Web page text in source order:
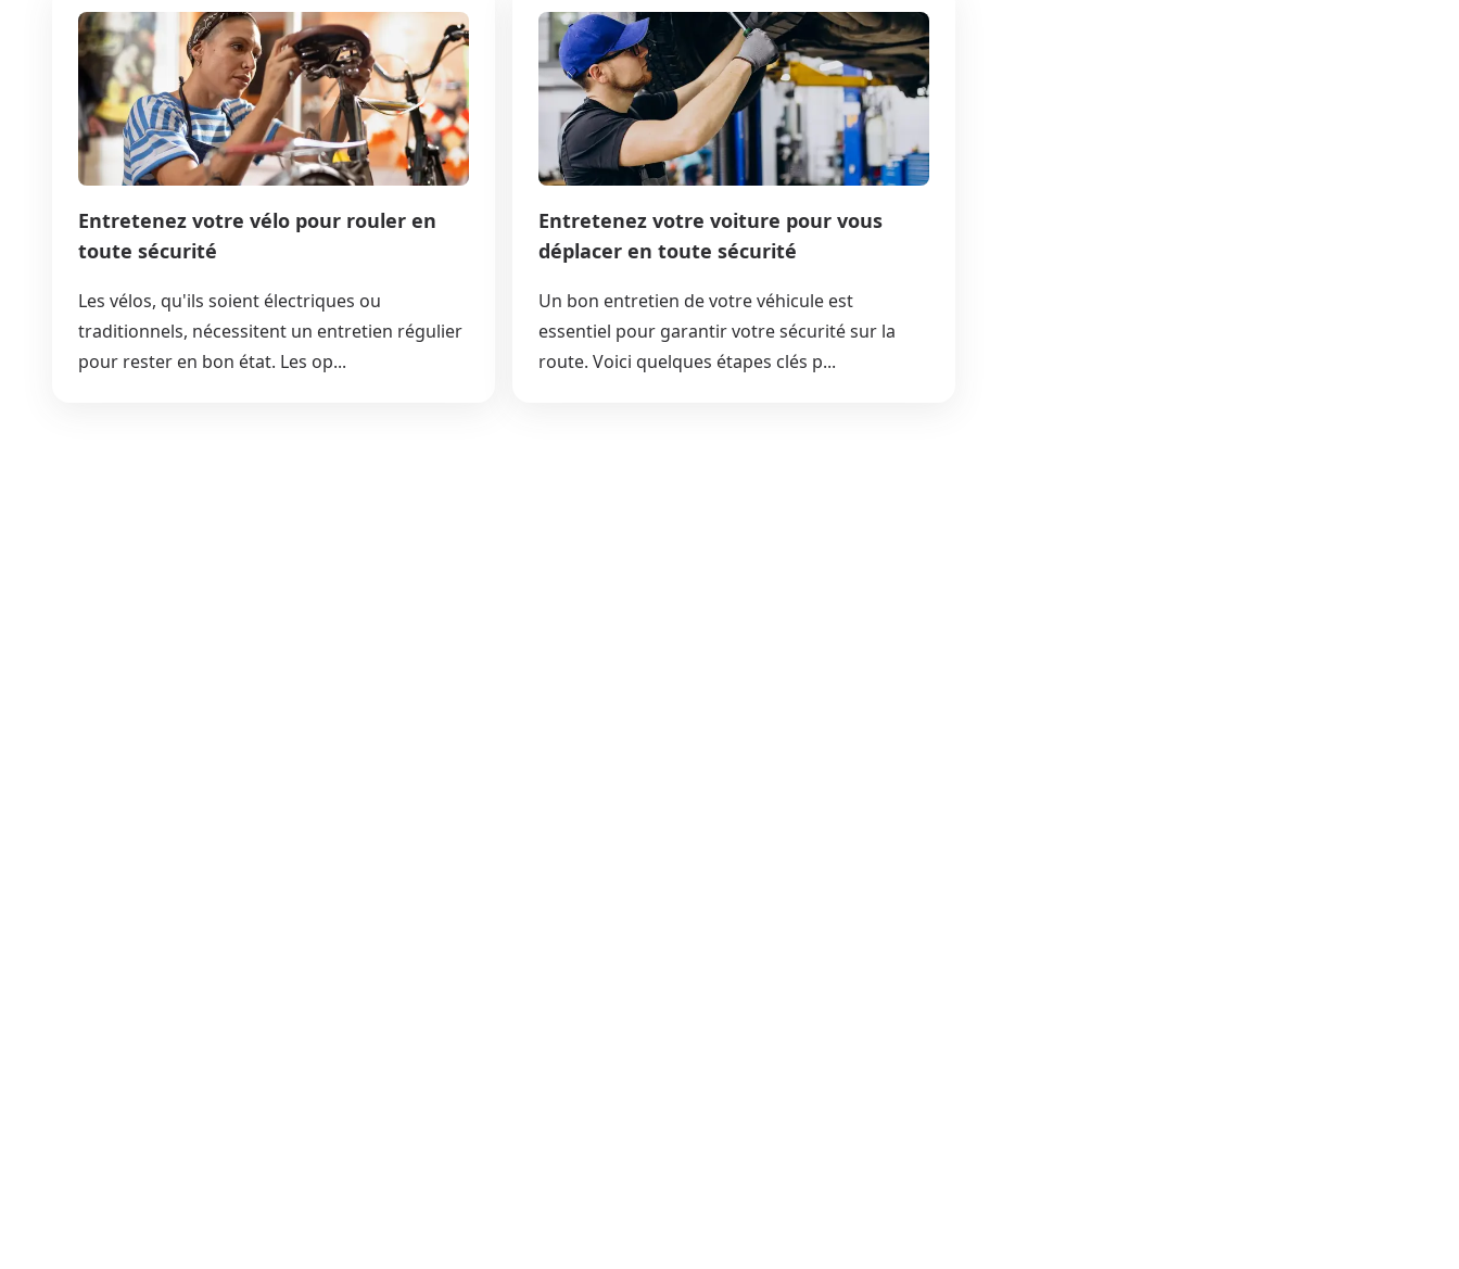
Entretenez votre vélo pour rouler en
toute sécurité
Les vélos, qu'ils soient électriques ou
traditionnels, nécessitent un entretien régulier
pour rester en bon état. Les op...
Entretenez votre voiture pour vous
déplacer en toute sécurité
Un bon entretien de votre véhicule est
essentiel pour garantir votre sécurité sur la
route. Voici quelques étapes clés p...